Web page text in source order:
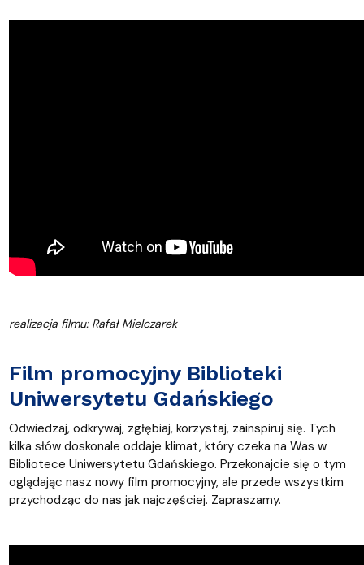
realizacja filmu: Rafał Mielczarek
Film promocyjny Biblioteki
Uniwersytetu Gdańskiego
Odwiedzaj, odkrywaj, zgłębiaj, korzystaj, zainspiruj się. Tych
kilka słów doskonale oddaje klimat, który czeka na Was w
Bibliotece Uniwersytetu Gdańskiego. Przekonajcie się o tym
oglądając nasz nowy film promocyjny, ale przede wszystkim
przychodząc do nas jak najczęściej. Zapraszamy.